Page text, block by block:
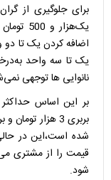
اضافه کردن یک تا
یک تا سه واحد
نانوایی ها توجهی
بر این اساس
قیمت را از مشتری
شود.